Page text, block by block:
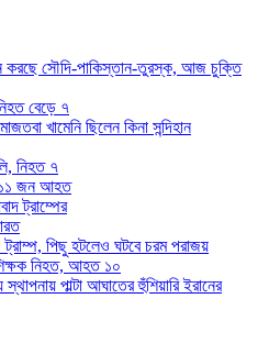
করছে সৌদি-পাকিস্তান-তুরস্ক, আজ চুক্তি
বেড়ে ৭
খামেনি ছিলেন কিনা সন্দিহান
নিহত ৭
১১ জন আহত
ট্রাম্পের
ট্রাম্প, পিছু হটলেও ঘটবে চরম পরাজয়
নিহত, আহত ১০
পাল্টা আঘাতের হুঁশিয়ারি ইরানের